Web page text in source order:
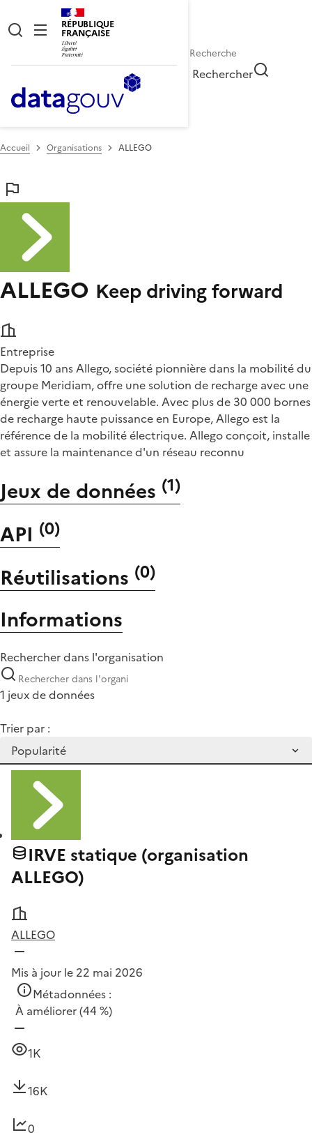
RÉPUBLIQUE
FRANÇAISE
Rechercher
Accueil Organisations ALLEGO
ALLEGO Keep driving forward
Entreprise
Depuis 10 ans Allego, société pionnière dans la mobilité du
groupe Meridiam, offre une solution de recharge avec une
énergie verte et renouvelable. Avec plus de 30 000 bornes
de recharge haute puissance en Europe, Allego est la
référence de la mobilité électrique. Allego conçoit, installe
et assure la maintenance d'un réseau reconnu
Jeux de données (1)
API (0)
Réutilisations (0)
Informations
Rechercher dans l'organisation
1 jeux de données
Trier par :
IRVE statique (organisation
ALLEGO)
ALLEGO
Mis à jour le 22 mai 2026
Métadonnées :
À améliorer(44 %)
1K
16K
0